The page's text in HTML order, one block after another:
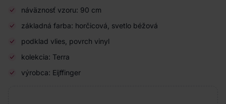
náväznosť vzoru: 90 cm
základná farba: horčicová, svetlo béžová
podklad vlies, povrch vinyl
kolekcia: Terra
výrobca: Eijffinger